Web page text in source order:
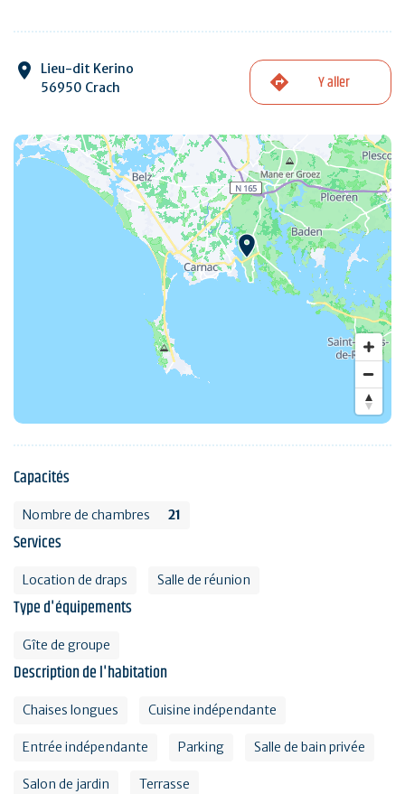
Lieu-dit Kerino
56950 Crach
Y aller
Capacités
Nombre de chambres 21
Services
Location de draps Salle de réunion
Type d'équipements
Gîte de groupe
Description de l'habitation
Chaises longues Cuisine indépendante
Entrée indépendante Parking Salle de bain privée
Salon de jardin Terrasse